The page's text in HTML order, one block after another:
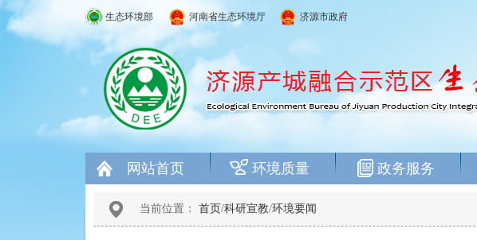
生态环境部 河南省生态环境厅 济源市政府
网站首页 环境质量 政务服务
当前位置： 首页/科研宣教/环境要闻